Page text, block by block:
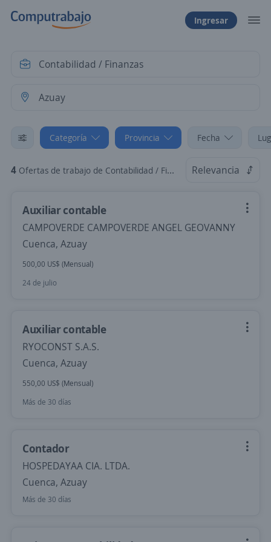
Ingresar
Categoría Provincia Fecha
4 Ofertas de trabajo de Contabilidad / Finanzas en Azuay Relevancia
Auxiliar contable
CAMPOVERDE CAMPOVERDE ANGEL GEOVANNY
Cuenca, Azuay
500,00 US$ (Mensual)
24 de julio
Auxiliar contable
RYOCONST S.A.S.
Cuenca, Azuay
550,00 US$ (Mensual)
Más de 30 días
Contador
HOSPEDAYAA CIA. LTDA.
Cuenca, Azuay
Más de 30 días